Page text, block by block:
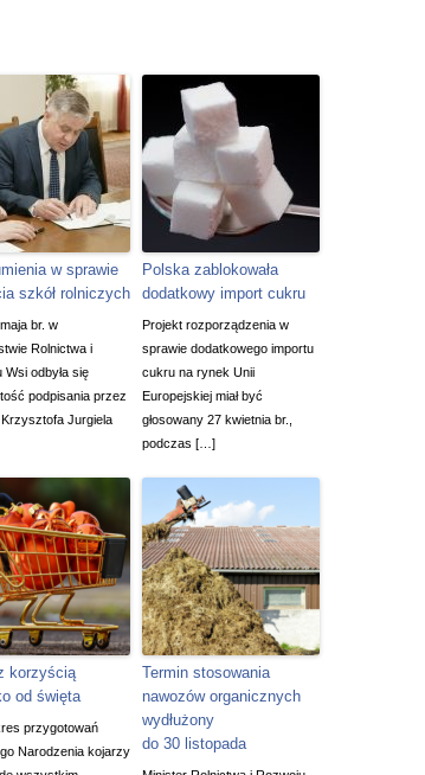
w sprawie
szkół rolniczych
br. w
Rolnictwa i
Wsi odbyła się
podpisania przez
Jurgiela
Polska zablokowała
dodatkowy import cukru
Projekt rozporządzenia w
sprawie dodatkowego importu
cukru na rynek Unii
Europejskiej miał być
głosowany 27 kwietnia br.,
podczas […]
korzyścią
od święta
przygotowań
Narodzenia kojarzy
Termin stosowania
nawozów organicznych
wydłużony
do 30 listopada